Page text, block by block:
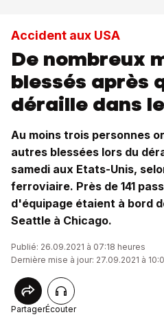
Accident aux USA
De nombreux
blessés après
déraille dans
Au moins trois personnes
autres blessées lors du
samedi aux Etats-Unis,
ferroviaire. Près de 141
d'équipage étaient à bord
Seattle à Chicago.
Publié: 26.09.2021 à 07:18 heures
Dernière mise à jour: 27.09.2021 à
PartagerÉcouter